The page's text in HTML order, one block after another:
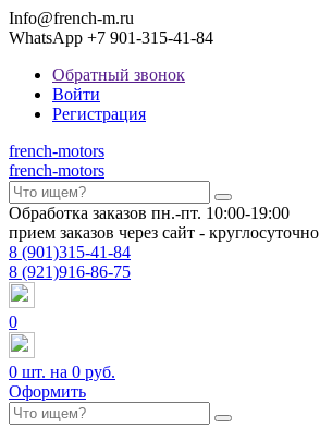
Info@french-m.ru
WhatsApp +7 901-315-41-84
Обратный звонок
Войти
Регистрация
french-motors
french-motors
Обработка заказов пн.-пт. 10:00-19:00
прием заказов через сайт - круглосуточно
8 (901)315-41-84
8 (921)916-86-75
0
0 шт. на 0 руб.
Оформить